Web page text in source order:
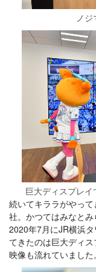
ノ
巨大ディスプレ
続いてキララがやっ
社。かつてはみなとみ
2020年7月にJR横浜
てきたのは巨大ディ
映像も流れていました。